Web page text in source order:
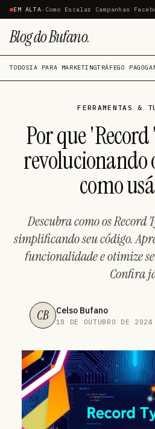
EM ALTA· Como Escalar Campanhas
Blog do Bufano.
TODOSIA PARA MARKETINGTRÁFEGO PAGO
FERRAMENTAS &
Por que 'Record
revolucionando
como
Descubra como os Record
simplificando seu código.
funcionalidade e otimize
Confira
CB Celso Bufano
18 DE OUTUBRO DE